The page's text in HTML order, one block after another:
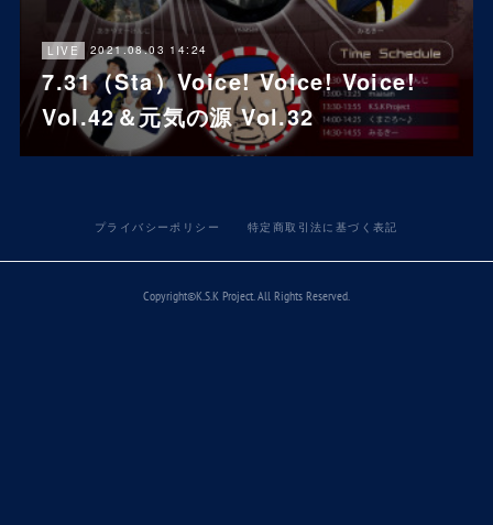
LIVE 2021.08.03 14:24
7.31（Sta）Voice! Voice! Voice!
Vol.42＆元気の源 Vol.32
プライバシーポリシー 特定商取引法に基づく表記
Copyright©K.S.K Project. All Rights Reserved.